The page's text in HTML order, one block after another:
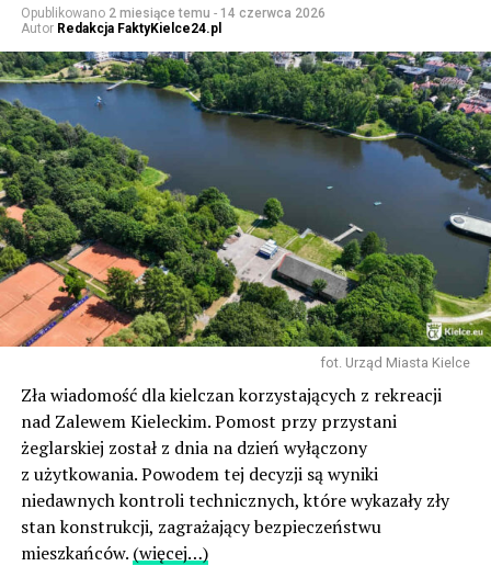
Opublikowano 2 miesiące temu - 14 czerwca 2026
Autor Redakcja FaktyKielce24.pl
fot. Urząd Miasta Kielce
Zła wiadomość dla kielczan korzystających z rekreacji
nad Zalewem Kieleckim. Pomost przy przystani
żeglarskiej został z dnia na dzień wyłączony
z użytkowania. Powodem tej decyzji są wyniki
niedawnych kontroli technicznych, które wykazały zły
stan konstrukcji, zagrażający bezpieczeństwu
mieszkańców. (więcej…)